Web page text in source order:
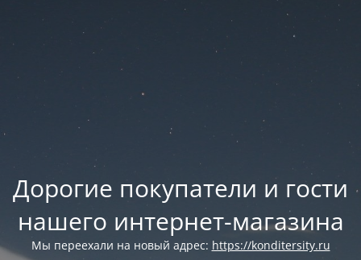
Дорогие покупатели и гости
нашего интернет-магазина
Мы переехали на новый адрес: https://konditersity.ru